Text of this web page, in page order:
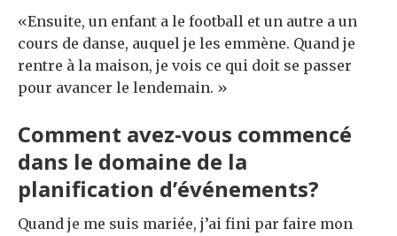
«Ensuite, un enfant a le football et un autre a un
cours de danse, auquel je les emmène. Quand je
rentre à la maison, je vois ce qui doit se passer
pour avancer le lendemain. »
Comment avez-vous commencé
dans le domaine de la
planification d’événements?
Quand je me suis mariée, j’ai fini par faire mon